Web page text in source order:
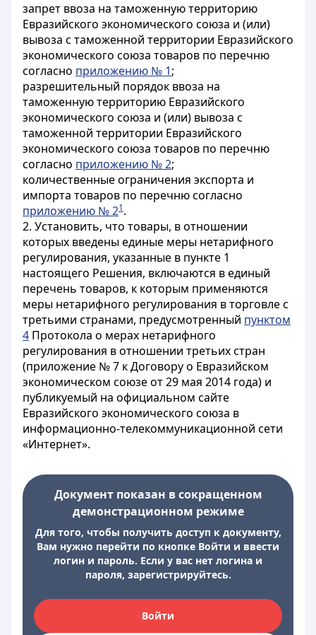
запрет ввоза на таможенную территорию
Евразийского экономического союза и (или)
вывоза с таможенной территории Евразийского
экономического союза товаров по перечню
согласно приложению № 1;
разрешительный порядок ввоза на
таможенную территорию Евразийского
экономического союза и (или) вывоза с
таможенной территории Евразийского
экономического союза товаров по перечню
согласно приложению № 2;
количественные ограничения экспорта и
импорта товаров по перечню согласно
приложению № 21.
2. Установить, что товары, в отношении
которых введены единые меры нетарифного
регулирования, указанные в пункте 1
настоящего Решения, включаются в единый
перечень товаров, к которым применяются
меры нетарифного регулирования в торговле с
третьими странами, предусмотренный пунктом
4 Протокола о мерах нетарифного
регулирования в отношении третьих стран
(приложение № 7 к Договору о Евразийском
экономическом союзе от 29 мая 2014 года) и
публикуемый на официальном сайте
Евразийского экономического союза в
информационно-телекоммуникационной сети
«Интернет».
Документ показан в сокращенном
демонстрационном режиме
Для того, чтобы получить доступ к документу,
Вам нужно перейти по кнопке Войти и ввести
логин и пароль. Если у вас нет логина и
пароля, зарегистрируйтесь.
Войти